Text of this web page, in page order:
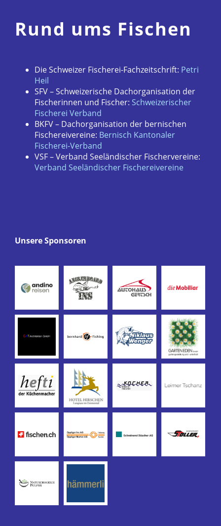
Rund ums Fischen
Die Schweizer Fischerei-Fachzeitschrift: Petri
Heil
SFV – Schweizerische Dachorganisation der
Fischerinnen und Fischer: Schweizerischer
Fischerei Verband
BKFV – Dachorganisation der bernischen
Fischereivereine: Bernisch Kantonaler
Fischerei-Verband
VSF – Verband Seeländischer Fischervereine:
Verband Seeländischer Fischereivereine
Unsere Sponsoren